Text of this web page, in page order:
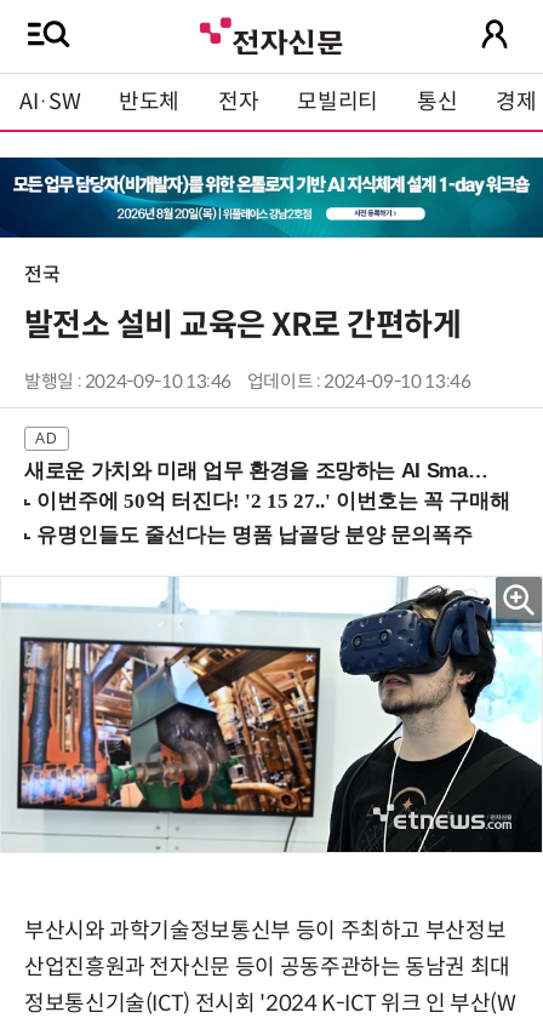
AI·SW 반도체 전자 모빌리티 통신 경제
전국
발전소 설비 교육은 XR로 간편하게
발행일 : 2024-09-10 13:46 업데이트 : 2024-09-10 13:46
새로운 가치와 미래 업무 환경을 조망하는 AI Smart Work Summit 2026 (9/11 코엑스)
부산시와 과학기술정보통신부 등이 주최하고 부산정보
산업진흥원과 전자신문 등이 공동주관하는 동남권 최대
정보통신기술(ICT) 전시회 '2024 K-ICT 위크 인 부산(W